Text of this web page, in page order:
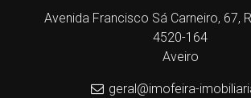
Avenida Francisco Sá Carneiro, 67,
4520-164
Aveiro
geral@imofeira-